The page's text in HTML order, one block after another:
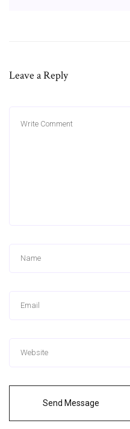
Leave a Reply
Send Message